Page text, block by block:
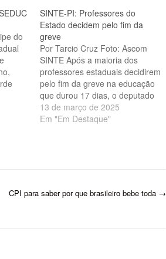
do
SINTE-PI: Professores do
Estado decidem pelo fim da
greve
Por Tarcio Cruz Foto: Ascom
SINTE Após a maioria dos
professores estaduais decidirem
pelo fim da greve na educação
que durou 17 dias, o deputado
estadual Francisco Limma (PT)
confirmou o envio do projeto de
13 de março de 2025
Em "Em Destaque"
CPI para saber por que brasileiro bebe toda →